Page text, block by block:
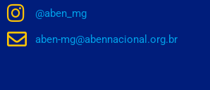
@aben_mg
aben-mg@abennacional.org.br